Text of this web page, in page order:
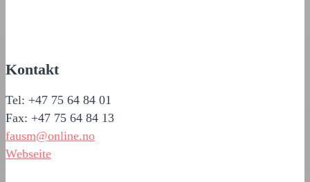
Kontakt
Tel: +47 75 64 84 01
Fax: +47 75 64 84 13
fausm@online.no
Webseite